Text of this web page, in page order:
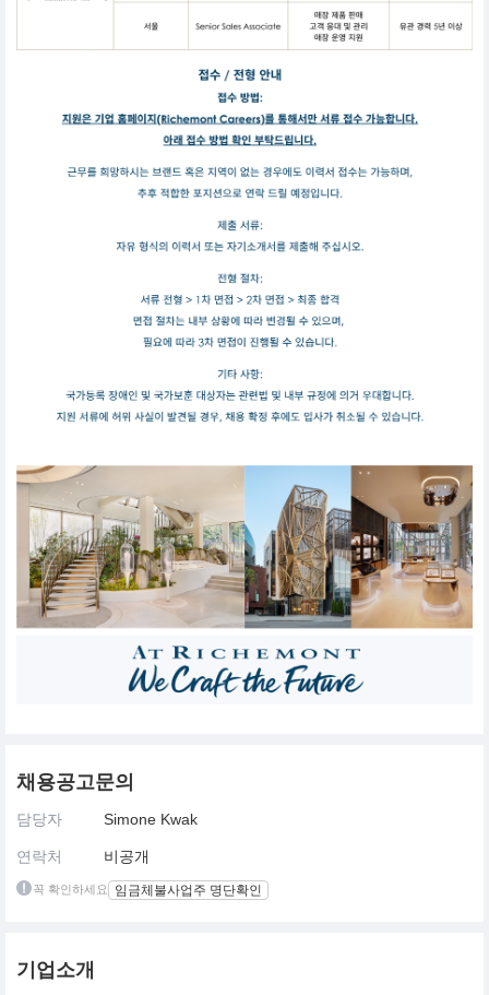
채용공고문의
담당자 Simone Kwak
연락처 비공개
꼭 확인하세요 임금체불사업주 명단확인
기업소개